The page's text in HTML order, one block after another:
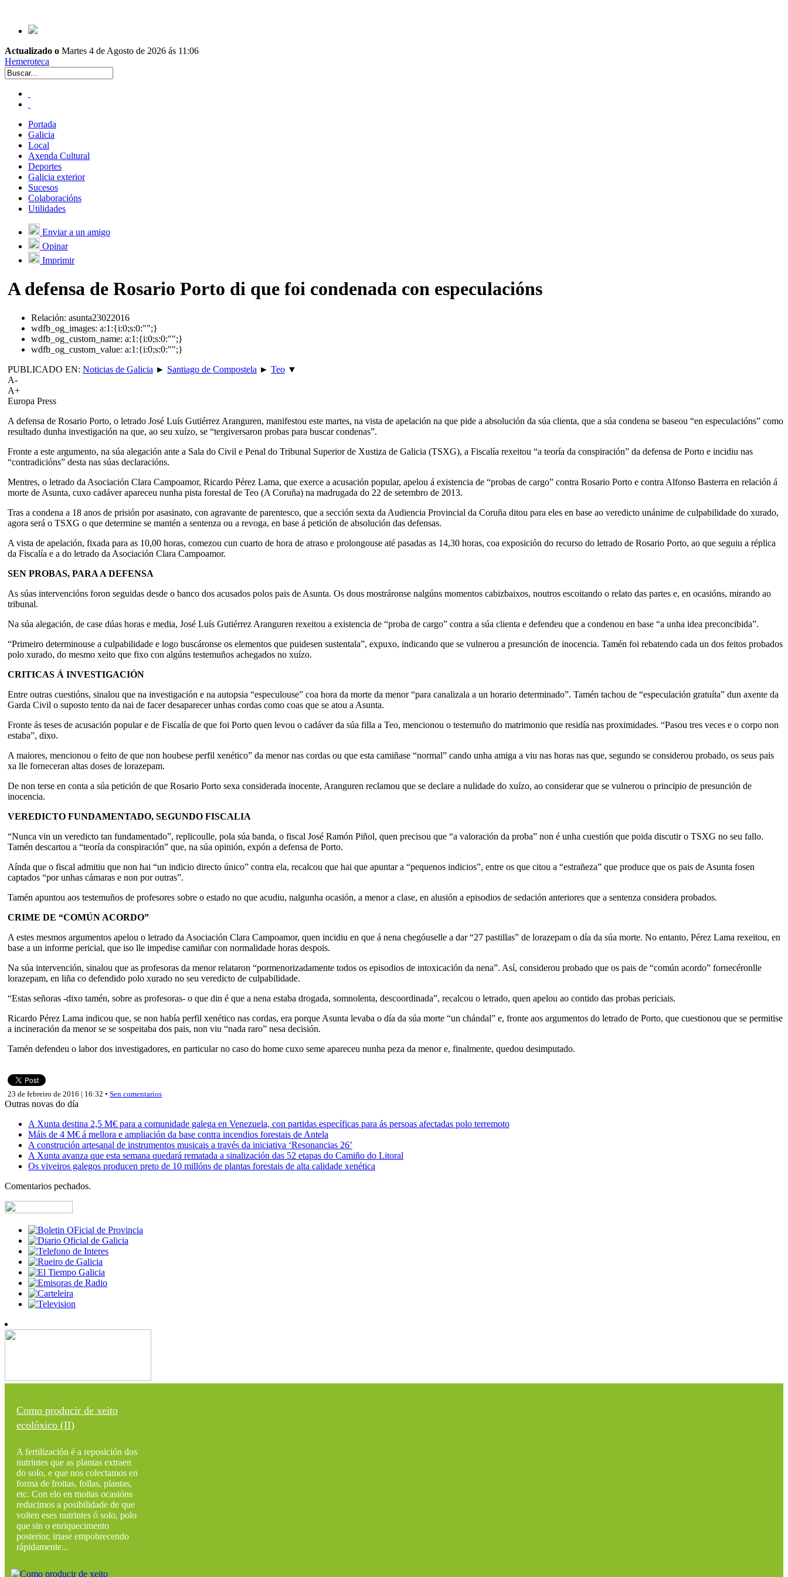
Actualizado o Martes 4 de Agosto de 2026 ás 11:06
Hemeroteca
Portada
Galicia
Local
Axenda Cultural
Deportes
Galicia exterior
Sucesos
Colaboracións
Utilidades
Enviar a un amigo
Opinar
Imprimir
A defensa de Rosario Porto di que foi condenada con especulacións
Relación: asunta23022016
wdfb_og_images: a:1:{i:0;s:0:"";}
wdfb_og_custom_name: a:1:{i:0;s:0:"";}
wdfb_og_custom_value: a:1:{i:0;s:0:"";}
PUBLICADO EN: Noticias de Galicia ► Santiago de Compostela ► Teo ▼
A-
A+
Europa Press
A defensa de Rosario Porto, o letrado José Luís Gutiérrez Aranguren, manifestou este martes, na vista de apelación na que pide a absolución da súa clienta, que a súa condena se baseou “en especulacións” como
resultado dunha investigación na que, ao seu xuízo, se “tergiversaron probas para buscar condenas”.
Fronte a este argumento, na súa alegación ante a Sala do Civil e Penal do Tribunal Superior de Xustiza de Galicia (TSXG), a Fiscalía rexeitou “a teoría da conspiración” da defensa de Porto e incidiu nas
“contradicións” desta nas súas declaracións.
Mentres, o letrado da Asociación Clara Campoamor, Ricardo Pérez Lama, que exerce a acusación popular, apelou á existencia de “probas de cargo” contra Rosario Porto e contra Alfonso Basterra en relación á
morte de Asunta, cuxo cadáver apareceu nunha pista forestal de Teo (A Coruña) na madrugada do 22 de setembro de 2013.
Tras a condena a 18 anos de prisión por asasinato, con agravante de parentesco, que a sección sexta da Audiencia Provincial da Coruña ditou para eles en base ao veredicto unánime de culpabilidade do xurado,
agora será o TSXG o que determine se mantén a sentenza ou a revoga, en base á petición de absolución das defensas.
A vista de apelación, fixada para as 10,00 horas, comezou cun cuarto de hora de atraso e prolongouse até pasadas as 14,30 horas, coa exposición do recurso do letrado de Rosario Porto, ao que seguiu a réplica
da Fiscalía e a do letrado da Asociación Clara Campoamor.
SEN PROBAS, PARA A DEFENSA
As súas intervencións foron seguidas desde o banco dos acusados polos pais de Asunta. Os dous mostráronse nalgúns momentos cabizbaixos, noutros escoitando o relato das partes e, en ocasións, mirando ao
tribunal.
Na súa alegación, de case dúas horas e media, José Luís Gutiérrez Aranguren rexeitou a existencia de “proba de cargo” contra a súa clienta e defendeu que a condenou en base “a unha idea preconcibida”.
“Primeiro determinouse a culpabilidade e logo buscáronse os elementos que puidesen sustentala”, expuxo, indicando que se vulnerou a presunción de inocencia. Tamén foi rebatendo cada un dos feitos probados
polo xurado, do mesmo xeito que fixo con algúns testemuños achegados no xuízo.
CRITICAS Á INVESTIGACIÓN
Entre outras cuestións, sinalou que na investigación e na autopsia “especulouse” coa hora da morte da menor “para canalizala a un horario determinado”. Tamén tachou de “especulación gratuíta” dun axente da
Garda Civil o suposto tento da nai de facer desaparecer unhas cordas como coas que se atou a Asunta.
Fronte ás teses de acusación popular e de Fiscalía de que foi Porto quen levou o cadáver da súa filla a Teo, mencionou o testemuño do matrimonio que residía nas proximidades. “Pasou tres veces e o corpo non
estaba”, dixo.
A maiores, mencionou o feito de que non houbese perfil xenético” da menor nas cordas ou que esta camiñase “normal” cando unha amiga a viu nas horas nas que, segundo se considerou probado, os seus pais
xa lle forneceran altas doses de lorazepam.
De non terse en conta a súa petición de que Rosario Porto sexa considerada inocente, Aranguren reclamou que se declare a nulidade do xuízo, ao considerar que se vulnerou o principio de presunción de
inocencia.
VEREDICTO FUNDAMENTADO, SEGUNDO FISCALIA
“Nunca vin un veredicto tan fundamentado”, replicoulle, pola súa banda, o fiscal José Ramón Piñol, quen precisou que “a valoración da proba” non é unha cuestión que poida discutir o TSXG no seu fallo.
Tamén descartou a “teoría da conspiración” que, na súa opinión, expón a defensa de Porto.
Aínda que o fiscal admitiu que non hai “un indicio directo único” contra ela, recalcou que hai que apuntar a “pequenos indicios”, entre os que citou a “estrañeza” que produce que os pais de Asunta fosen
captados “por unhas cámaras e non por outras”.
Tamén apuntou aos testemuños de profesores sobre o estado no que acudiu, nalgunha ocasión, a menor a clase, en alusión a episodios de sedación anteriores que a sentenza considera probados.
CRIME DE “COMÚN ACORDO”
A estes mesmos argumentos apelou o letrado da Asociación Clara Campoamor, quen incidiu en que á nena chegóuselle a dar “27 pastillas” de lorazepam o día da súa morte. No entanto, Pérez Lama rexeitou, en
base a un informe pericial, que iso lle impedise camiñar con normalidade horas despois.
Na súa intervención, sinalou que as profesoras da menor relataron “pormenorizadamente todos os episodios de intoxicación da nena”. Así, considerou probado que os pais de “común acordo” fornecéronlle
lorazepam, en liña co defendido polo xurado no seu veredicto de culpabilidade.
“Estas señoras -dixo tamén, sobre as profesoras- o que din é que a nena estaba drogada, somnolenta, descoordinada”, recalcou o letrado, quen apelou ao contido das probas periciais.
Ricardo Pérez Lama indicou que, se non había perfil xenético nas cordas, era porque Asunta levaba o día da súa morte “un chándal” e, fronte aos argumentos do letrado de Porto, que cuestionou que se permitise
a incineración da menor se se sospeitaba dos pais, non viu “nada raro” nesa decisión.
Tamén defendeu o labor dos investigadores, en particular no caso do home cuxo seme apareceu nunha peza da menor e, finalmente, quedou desimputado.
23 de febreiro de 2016 | 16:32 • Sen comentarios
Outras novas do día
A Xunta destina 2,5 M€ para a comunidade galega en Venezuela, con partidas específicas para ás persoas afectadas polo terremoto
Máis de 4 M€ á mellora e ampliación da base contra incendios forestais de Antela
A construción artesanal de instrumentos musicais a través da iniciativa ‘Resonancias 26’
A Xunta avanza que esta semana quedará rematada a sinalización das 52 etapas do Camiño do Litoral
Os viveiros galegos producen preto de 10 millóns de plantas forestais de alta calidade xenética
Comentarios pechados.
Como producir de xeito
ecolóxico (II)
A fertilización é a reposición dos
nutrintes que as plantas extraen
do solo, e que nos colectamos en
forma de froitas, follas, plantas,
etc. Con elo en moitas ocasións
reducimos a posibilidade de que
volten eses nutrintes ó solo, polo
que sin o enriquecimento
posterior, iriase empobrecendo
rápidamente...